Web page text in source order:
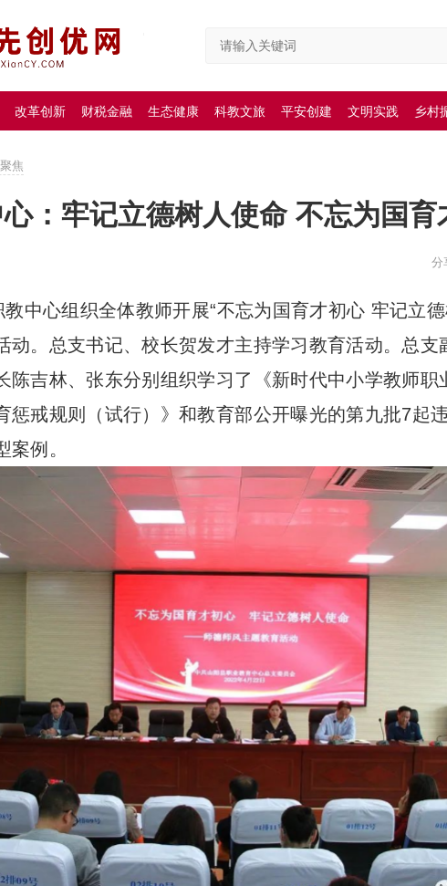
改革创新 财税金融 生态健康 科教文旅 平安创建 文明实践 乡村
焦
：牢记立德树人使命 不忘为国育
中心组织全体教师开展“不忘为国育才初心 牢记立
动。总支书记、校长贺发才主持学习教育活动。总支
陈吉林、张东分别组织学习了《新时代中小学教师职
惩戒规则（试行）》和教育部公开曝光的第九批7起
案例。